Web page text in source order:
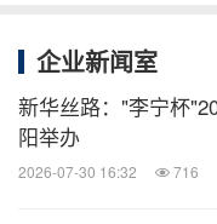
企业新闻室
新华丝路："李宁杯
阳举办
2026-07-30 16:32 716